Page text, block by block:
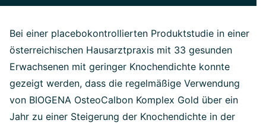
Bei einer placebokontrollierten Produktstudie in einer
österreichischen Hausarztpraxis mit 33 gesunden
Erwachsenen mit geringer Knochendichte konnte
gezeigt werden, dass die regelmäßige Verwendung
von BIOGENA OsteoCalbon Komplex Gold über ein
Jahr zu einer Steigerung der Knochendichte in der